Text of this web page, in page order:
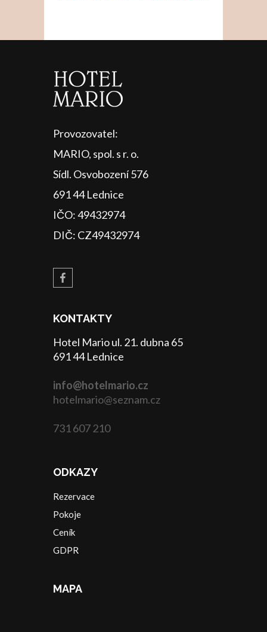
Provozovatel:
MARIO, spol. s r. o.
Sídl. Osvobození 576
691 44 Lednice
IČO: 49432974
DIČ: CZ49432974
KONTAKTY
Hotel Mario ul. 21. dubna 65
691 44 Lednice
info@hotelmario.cz
hotelmario@seznam.cz
731 607 210
ODKAZY
Rezervace
Pokoje
Ceník
GDPR
MAPA